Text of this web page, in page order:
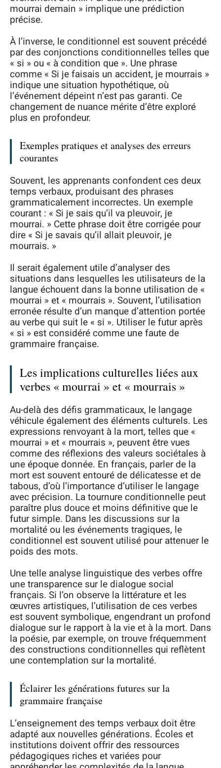
mourrai demain » implique une prédiction
précise.
À l’inverse, le conditionnel est souvent précédé
par des conjonctions conditionnelles telles que
« si » ou « à condition que ». Une phrase
comme « Si je faisais un accident, je mourrais »
indique une situation hypothétique, où
l’événement dépeint n’est pas garanti. Ce
changement de nuance mérite d’être exploré
plus en profondeur.
Exemples pratiques et analyses des erreurs
courantes
Souvent, les apprenants confondent ces deux
temps verbaux, produisant des phrases
grammaticalement incorrectes. Un exemple
courant : « Si je sais qu’il va pleuvoir, je
mourrai. » Cette phrase doit être corrigée pour
dire « Si je savais qu’il allait pleuvoir, je
mourrais. »
Il serait également utile d’analyser des
situations dans lesquelles les utilisateurs de la
langue échouent dans la bonne utilisation de «
mourrai » et « mourrais ». Souvent, l’utilisation
erronée résulte d’un manque d’attention portée
au verbe qui suit le « si ». Utiliser le futur après
« si » est considéré comme une faute de
grammaire française.
Les implications culturelles liées aux
verbes « mourrai » et « mourrais »
Au-delà des défis grammaticaux, le langage
véhicule également des éléments culturels. Les
expressions renvoyant à la mort, telles que «
mourrai » et « mourrais », peuvent être vues
comme des réflexions des valeurs sociétales à
une époque donnée. En français, parler de la
mort est souvent entouré de délicatesse et de
tabous, d’où l’importance d’utiliser le langage
avec précision. La tournure conditionnelle peut
paraître plus douce et moins définitive que le
futur simple. Dans les discussions sur la
mortalité ou les événements tragiques, le
conditionnel est souvent utilisé pour attenuer le
poids des mots.
Une telle analyse linguistique des verbes offre
une transparence sur le dialogue social
français. Si l’on observe la littérature et les
œuvres artistiques, l’utilisation de ces verbes
est souvent symbolique, engendrant un profond
dialogue sur le rapport à la vie et à la mort. Dans
la poésie, par exemple, on trouve fréquemment
des constructions conditionnelles qui reflètent
une contemplation sur la mortalité.
Éclairer les générations futures sur la
grammaire française
L’enseignement des temps verbaux doit être
adapté aux nouvelles générations. Écoles et
institutions doivent offrir des ressources
pédagogiques riches et variées pour